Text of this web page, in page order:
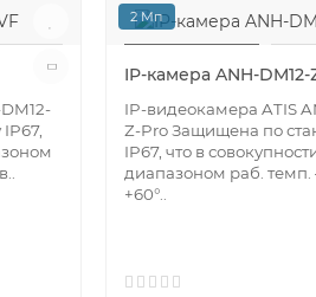
2 Мп
IP-камера ANH-DM12-
IP-видеокамера ATIS
Z-Pro Защищена по
IP67, что в
диапазоном раб. темп.
+60°..